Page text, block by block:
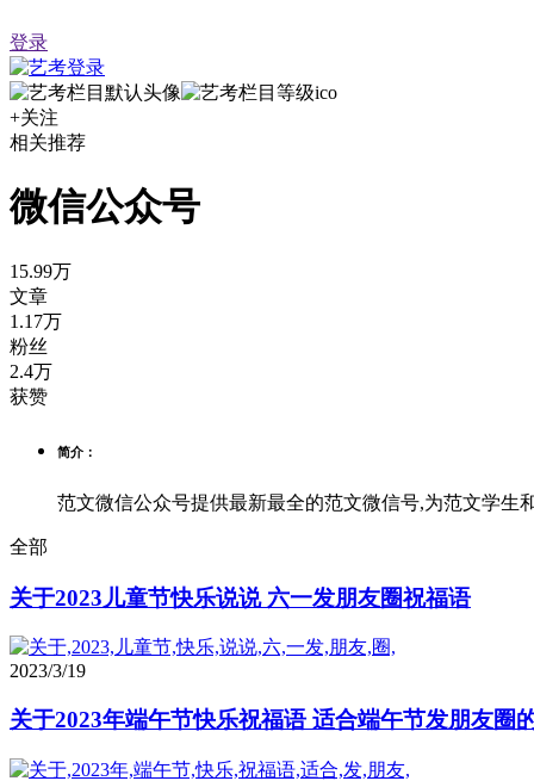
登录
+关注
相关推荐
微信公众号
15.99万
文章
1.17万
粉丝
2.4万
获赞
简介：
范文微信公众号提供最新最全的范文微信号,为范文学生
全部
关于2023儿童节快乐说说 六一发朋友圈祝福语
2023/3/19
关于2023年端午节快乐祝福语 适合端午节发朋友圈